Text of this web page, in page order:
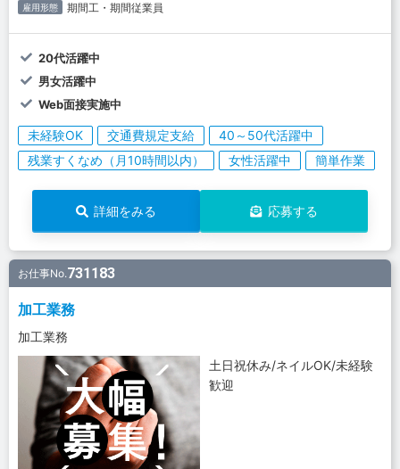
雇用形態 期間工・期間従業員
20代活躍中
男女活躍中
Web面接実施中
未経験OK 交通費規定支給
40～50代活躍中
残業すくなめ（月10時間以内）
女性活躍中 簡単作業
詳細をみる 応募する
お仕事No.731183
加工業務
加工業務
土日祝休み/ネイルOK/未経験
歓迎